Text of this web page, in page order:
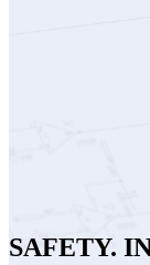
SAFETY.